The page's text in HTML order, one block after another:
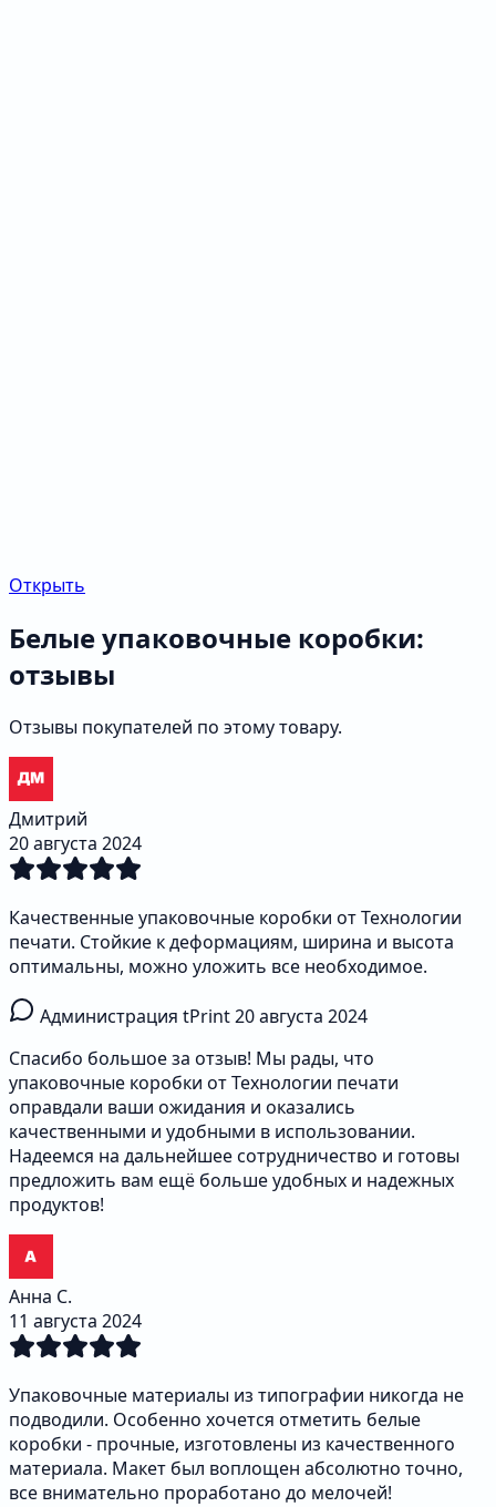
Открыть
Белые упаковочные коробки:
отзывы
Отзывы покупателей по этому товару.
Дмитрий
20 августа 2024
Качественные упаковочные коробки от Технологии
печати. Стойкие к деформациям, ширина и высота
оптимальны, можно уложить все необходимое.
Администрация tPrint20 августа 2024
Спасибо большое за отзыв! Мы рады, что
упаковочные коробки от Технологии печати
оправдали ваши ожидания и оказались
качественными и удобными в использовании.
Надеемся на дальнейшее сотрудничество и готовы
предложить вам ещё больше удобных и надежных
продуктов!
Анна С.
11 августа 2024
Упаковочные материалы из типографии никогда не
подводили. Особенно хочется отметить белые
коробки - прочные, изготовлены из качественного
материала. Макет был воплощен абсолютно точно,
все внимательно проработано до мелочей!